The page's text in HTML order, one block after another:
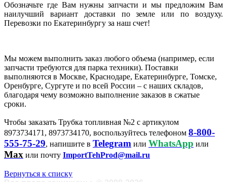
Обозначьте где Вам нужны запчасти и мы предложим Вам
наилучший вариант доставки по земле или по воздуху.
Перевозки по Екатеринбургу за наш счет!
Мы можем выполнить заказ любого объема (например, если
запчасти требуются для парка техники). Поставки
выполняются в Москве, Краснодаре, Екатеринбурге, Томске,
Оренбурге, Сургуте и по всей России – с наших складов,
благодаря чему возможно выполнение заказов в сжатые
сроки.
Чтобы заказать Трубка топливная №2 с артикулом
8973734171, 8973734170, воспользуйтесь телефоном 8-800-
555-75-29, напишите в Telegram или WhatsApp или
Max или почту ImportTehProd@mail.ru
Вернуться к списку